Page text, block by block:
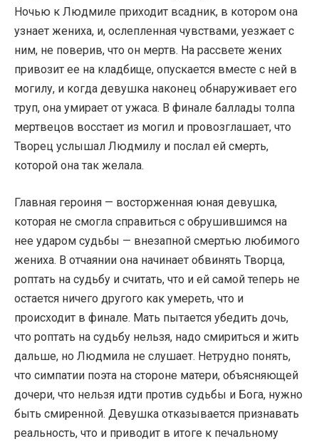
Ночью к Людмиле приходит всадник, в котором она
узнает жениха, и, ослепленная чувствами, уезжает с
ним, не поверив, что он мертв. На рассвете жених
привозит ее на кладбище, опускается вместе с ней в
могилу, и когда девушка наконец обнаруживает его
труп, она умирает от ужаса. В финале баллады толпа
мертвецов восстает из могил и провозглашает, что
Творец услышал Людмилу и послал ей смерть,
которой она так желала.
Главная героиня — восторженная юная девушка,
которая не смогла справиться с обрушившимся на
нее ударом судьбы — внезапной смертью любимого
жениха. В отчаянии она начинает обвинять Творца,
роптать на судьбу и считать, что и ей самой теперь не
остается ничего другого как умереть, что и
происходит в финале. Мать пытается убедить дочь,
что роптать на судьбу нельзя, надо смириться и жить
дальше, но Людмила не слушает. Нетрудно понять,
что симпатии поэта на стороне матери, объясняющей
дочери, что нельзя идти против судьбы и Бога, нужно
быть смиренной. Девушка отказывается признавать
реальность, что и приводит в итоге к печальному